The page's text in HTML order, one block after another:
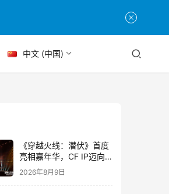
中文 (中国)
《穿越火线：潜伏》首度
亮相嘉年华，CF IP迈向
3A叙事新高度
2026年8月9日